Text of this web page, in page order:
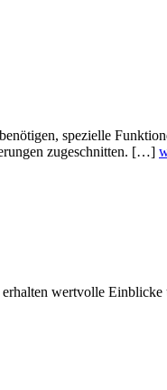
spezielle
zugeschnitten. […]
wertvolle